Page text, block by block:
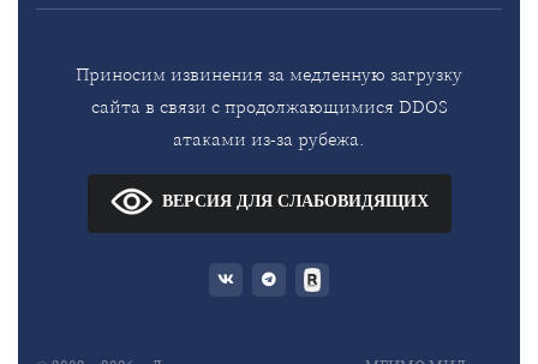
Приносим извинения за медленную загрузку
сайта в связи с продолжающимися DDOS
атаками из-за рубежа.
ВЕРСИЯ ДЛЯ СЛАБОВИДЯЩИХ